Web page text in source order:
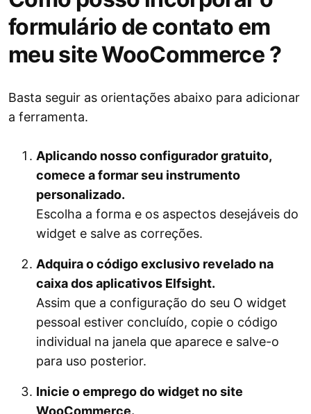
formulário de contato em
meu site WooCommerce ?
Basta seguir as orientações abaixo para adicionar
a ferramenta.
Aplicando nosso configurador gratuito,
comece a formar seu instrumento
personalizado.
Escolha a forma e os aspectos desejáveis ​​do
widget e salve as correções.
Adquira o código exclusivo revelado na
caixa dos aplicativos Elfsight.
Assim que a configuração do seu O widget
pessoal estiver concluído, copie o código
individual na janela que aparece e salve-o
para uso posterior.
Inicie o emprego do widget no site